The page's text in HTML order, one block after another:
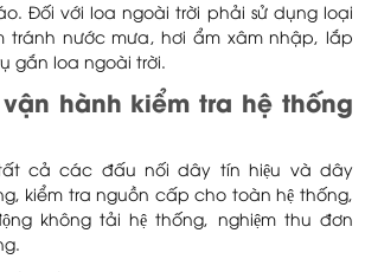
Đối với loa ngoài trời phải sử dụng loại
tránh nước mưa, hơi ẩm xâm nhập, lắp
gắn loa ngoài trời.
hành kiểm tra hệ thống
cả các đấu nối dây tín hiệu và dây
kiểm tra nguồn cấp cho toàn hệ thống,
không tải hệ thống, nghiệm thu đơn